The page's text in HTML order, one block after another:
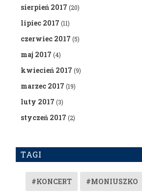
sierpień 2017 (20)
lipiec 2017 (11)
czerwiec 2017 (5)
maj 2017 (4)
kwiecień 2017 (9)
marzec 2017 (19)
luty 2017 (3)
styczeń 2017 (2)
TAGI
#KONCERT #MONIUSZKO